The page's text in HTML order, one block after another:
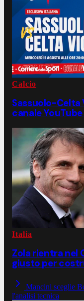
Calcio
Sassuolo-Celta
canale
Italia
Zola rientra nel
giusto per
Mancini sceglie
l'analisi tecnica